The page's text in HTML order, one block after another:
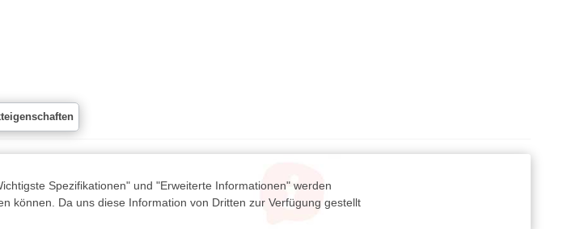
Spezifikationen" und "Erweiterte Informationen" werden
können. Da uns diese Information von Dritten zur Verfügung gestellt